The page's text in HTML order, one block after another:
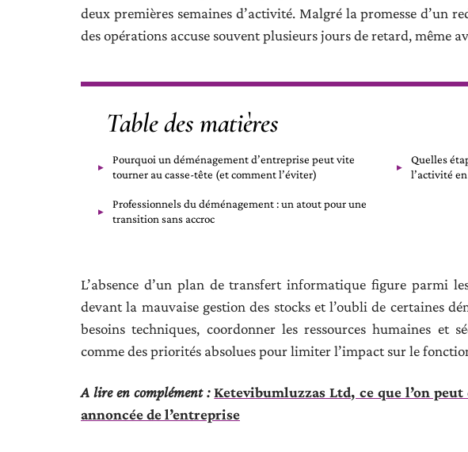
deux premières semaines d’activité. Malgré la promesse d’un
des opérations accuse souvent plusieurs jours de retard, même
Table des matières
Pourquoi un déménagement d’entreprise peut vite
tourner au casse-tête (et comment l’éviter)
Quelles
l’activité en
Professionnels du déménagement : un atout pour une
transition sans accroc
L’absence d’un plan de transfert informatique figure parmi
devant la mauvaise gestion des stocks et l’oubli de certaines
besoins techniques, coordonner les ressources humaines et
comme des priorités absolues pour limiter l’impact sur le
A lire en complément : Ketevibumluzzas Ltd, ce que l’on
annoncée de l’entreprise